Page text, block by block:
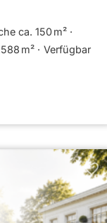
ca. 150 m²
m²
Verfügbar